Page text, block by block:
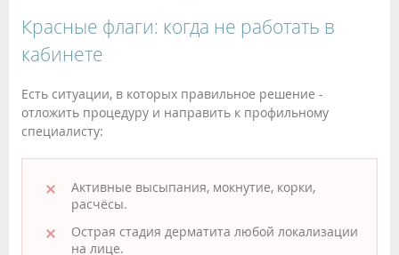
Красные флаги: когда не работать в
кабинете
Есть ситуации, в которых правильное решение -
отложить процедуру и направить к профильному
специалисту:
Активные высыпания, мокнутие, корки,
расчёсы.
Острая стадия дерматита любой локализации
на лице.